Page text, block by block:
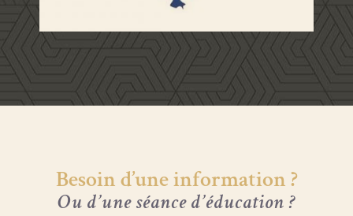
Besoin d’une information ?
Ou d’une séance d’éducation ?